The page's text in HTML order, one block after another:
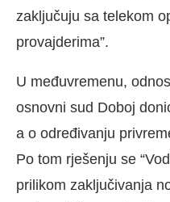
zaključuju sa telekom
provajderima”.
U međuvremenu,
osnovni sud Doboj
a o određivanju
Po tom rješenju se
prilikom zaključivanja